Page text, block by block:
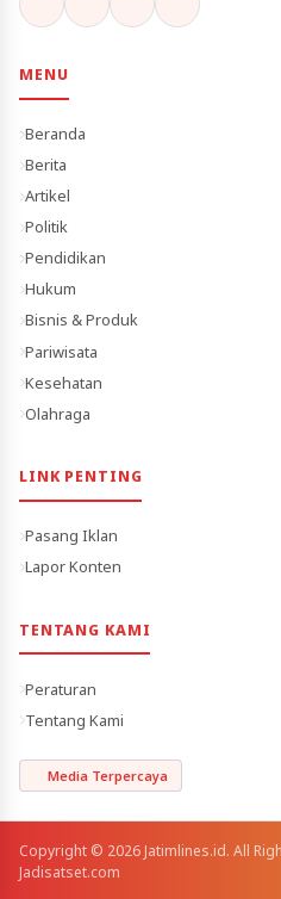
MENU
Beranda
Berita
Artikel
Politik
Pendidikan
Hukum
Bisnis & Produk
Pariwisata
Kesehatan
Olahraga
LINK PENTING
Pasang Iklan
Lapor Konten
TENTANG KAMI
Peraturan
Tentang Kami
Media Terpercaya
Copyright © 2026 Jatimlines.id. All
Jadisatset.com